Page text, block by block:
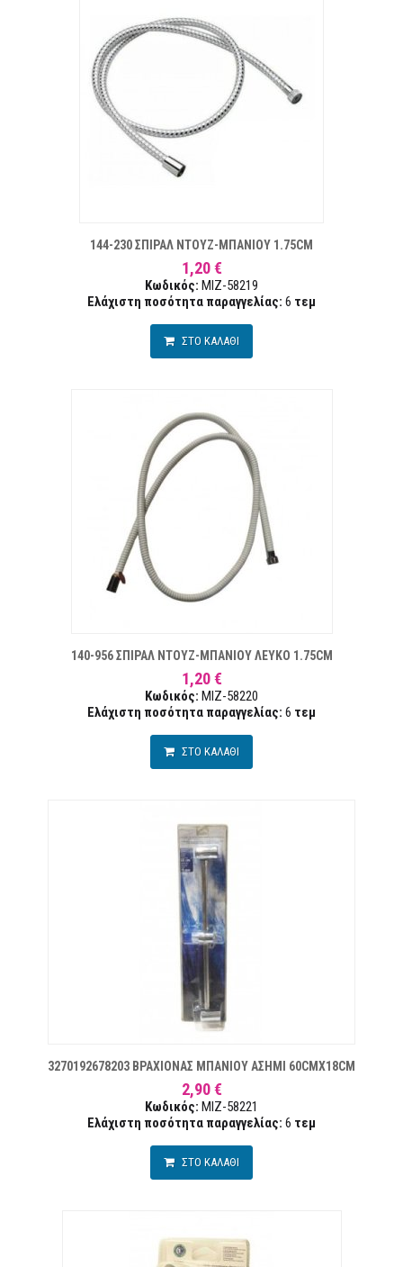
144-230 ΣΠΙΡΑΛ ΝΤΟΥΖ-ΜΠΑΝΙΟΥ 1.75CM
1,20 €
Κωδικός: MIZ-58219
Ελάχιστη ποσότητα παραγγελίας: 6 τεμ
ΣΤΟ ΚΑΛΑΘΙ
140-956 ΣΠΙΡΑΛ ΝΤΟΥΖ-ΜΠΑΝΙΟΥ ΛΕΥΚΟ 1.75CM
1,20 €
Κωδικός: MIZ-58220
Ελάχιστη ποσότητα παραγγελίας: 6 τεμ
ΣΤΟ ΚΑΛΑΘΙ
3270192678203 ΒΡΑΧΙΟΝΑΣ ΜΠΑΝΙΟΥ ΑΣΗΜΙ 60CMX18CM
2,90 €
Κωδικός: MIZ-58221
Ελάχιστη ποσότητα παραγγελίας: 6 τεμ
ΣΤΟ ΚΑΛΑΘΙ